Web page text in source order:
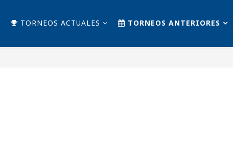
TORNEOS ACTUALES TORNEOS ANTERIORES